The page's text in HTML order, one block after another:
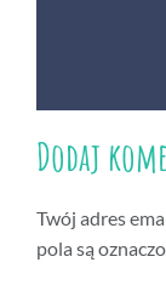
Dodaj
Twój adres
pola są